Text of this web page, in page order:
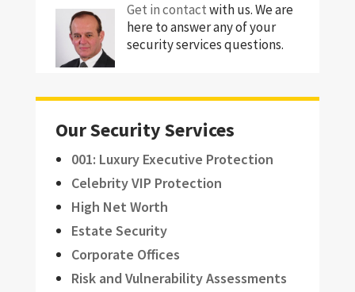
Get in contactwith us. We are
here to answer any of your
security services questions.
Our Security Services
001: Luxury Executive Protection
Celebrity VIP Protection
High Net Worth
Estate Security
Corporate Offices
Risk and Vulnerability Assessments